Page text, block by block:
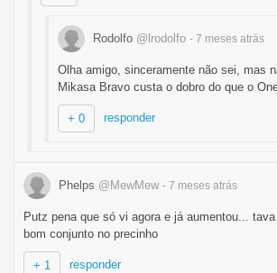
Rodolfo @lrodolfo - 7 meses atrás
Olha amigo, sinceramente não sei, mas
Mikasa Bravo custa o dobro do que o
+ 0 responder
Phelps @MewMew - 7 meses atrás
Putz pena que só vi agora e já aumentou...
bom conjunto no precinho
+ 1 responder